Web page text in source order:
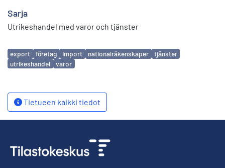
Sarja
Utrikeshandel med varor och tjänster
Avainsanat
export företag import nationalräkenskaper
tjänster
utrikeshandel
varor
Tietueen kaikki tiedot